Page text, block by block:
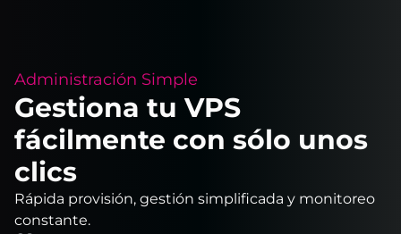
Administración Simple
Gestiona tu VPS
fácilmente con sólo unos
clics
Rápida provisión, gestión simplificada y monitoreo
constante.